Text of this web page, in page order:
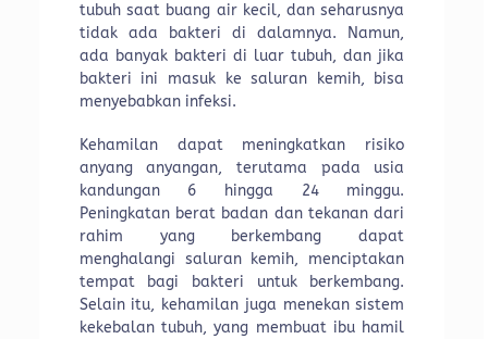
tubuh saat buang air kecil, dan seharusnya
tidak ada bakteri di dalamnya. Namun,
ada banyak bakteri di luar tubuh, dan jika
bakteri ini masuk ke saluran kemih, bisa
menyebabkan infeksi.
Kehamilan dapat meningkatkan risiko
anyang anyangan, terutama pada usia
kandungan 6 hingga 24 minggu.
Peningkatan berat badan dan tekanan dari
rahim yang berkembang dapat
menghalangi saluran kemih, menciptakan
tempat bagi bakteri untuk berkembang.
Selain itu, kehamilan juga menekan sistem
kekebalan tubuh, yang membuat ibu hamil